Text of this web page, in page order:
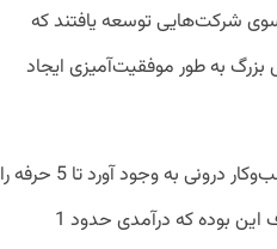
شدند، از سوی شرکت‌هایی توسعه یافتند که
به طور موفقیت‌آمیزی ایجاد
برای نمونه BP، سکوی پرتاب خود را در ساختار ایجاد کسب‌وکار درونی به وجود آورد تا 5 حرفه را
با تمرکز روی خطرات کم کربن دیجیتالی شروع کنند. هدف این بوده که درآمدی حدود 1